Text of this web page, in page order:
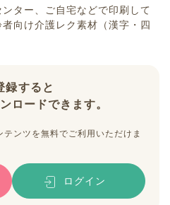
ター、ご自宅などで印刷して
向け介護レク素材（漢字・四
録すると
ロードできます。
ンツを無料でご利用いただけま
ログイン